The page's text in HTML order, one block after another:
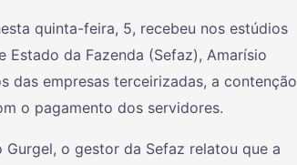
quinta-feira, 5, recebeu nos estúdios
Estado da Fazenda (Sefaz), Amarísio
das empresas terceirizadas, a contenção
o pagamento dos servidores.
o gestor da Sefaz relatou que a